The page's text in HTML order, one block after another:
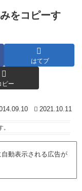
をコピーす
はてブ
ピー
2021.10.11
動表示される広告が